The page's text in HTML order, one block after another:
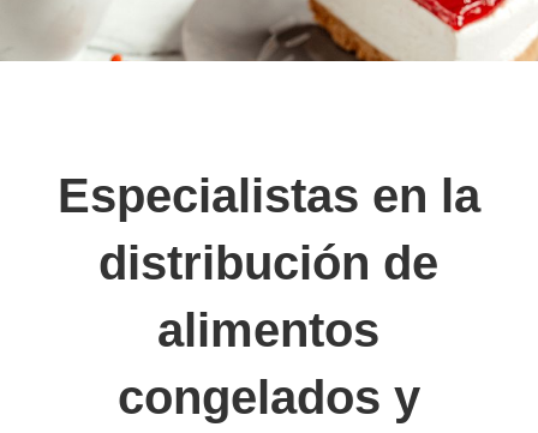
Especialistas en la
distribución de
alimentos
congelados y